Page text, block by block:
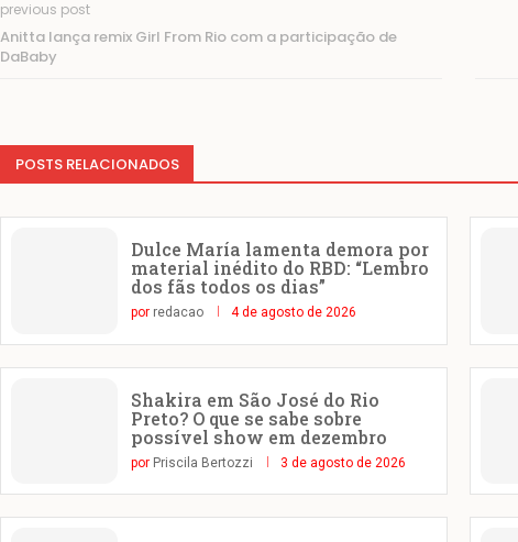
previous post
Anitta lança remix Girl From Rio com a participação de
DaBaby
POSTS RELACIONADOS
Dulce María lamenta demora por
material inédito do RBD: “Lembro
dos fãs todos os dias”
por redacao 4 de agosto de 2026
Shakira em São José do Rio
Preto? O que se sabe sobre
possível show em dezembro
por Priscila Bertozzi 3 de agosto de 2026